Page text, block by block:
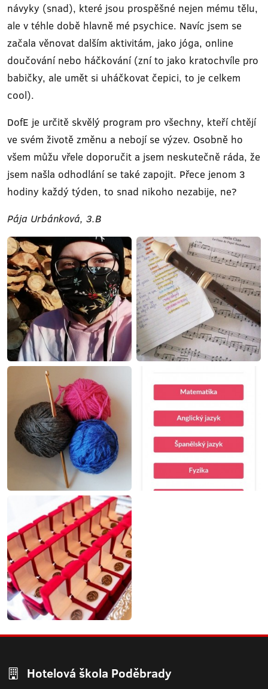
návyky (snad), které jsou prospěšné nejen mému tělu,
ale v téhle době hlavně mé psychice. Navíc jsem se
začala věnovat dalším aktivitám, jako jóga, online
doučování nebo háčkování (zní to jako kratochvíle pro
babičky, ale umět si uháčkovat čepici, to je celkem
cool).
DofE je určitě skvělý program pro všechny, kteří chtějí
ve svém životě změnu a nebojí se výzev. Osobně ho
všem můžu vřele doporučit a jsem neskutečně ráda, že
jsem našla odhodlání se také zapojit. Přece jenom 3
hodiny každý týden, to snad nikoho nezabije, ne?
Pája Urbánková, 3.B
Hotelová škola Poděbrady